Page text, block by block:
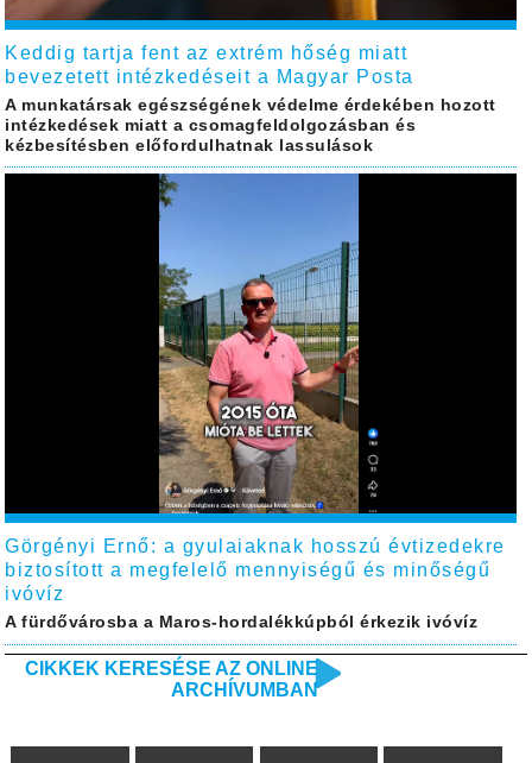
Keddig tartja fent az extrém hőség miatt
bevezetett intézkedéseit a Magyar Posta
A munkatársak egészségének védelme érdekében hozott
intézkedések miatt a csomagfeldolgozásban és
kézbesítésben előfordulhatnak lassulások
Görgényi Ernő: a gyulaiaknak hosszú évtizedekre
biztosított a megfelelő mennyiségű és minőségű
ivóvíz
A fürdővárosba a Maros-hordalékkúpból érkezik ivóvíz
CIKKEK KERESÉSE AZ ONLINE
ARCHÍVUMBAN